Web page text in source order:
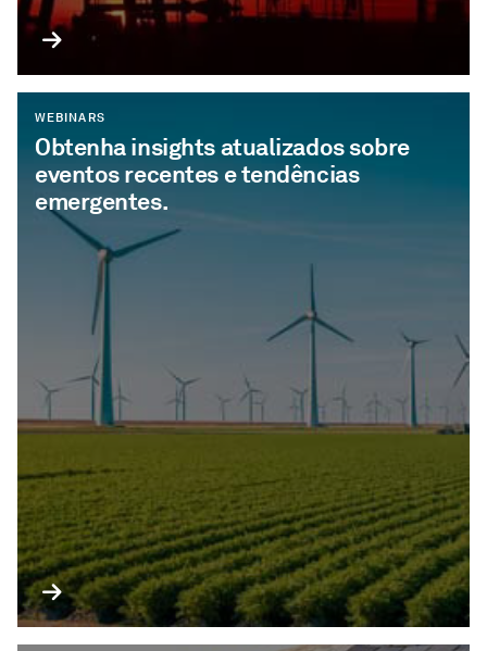
WEBINARS
Obtenha insights atualizados sobre
eventos recentes e tendências
emergentes.